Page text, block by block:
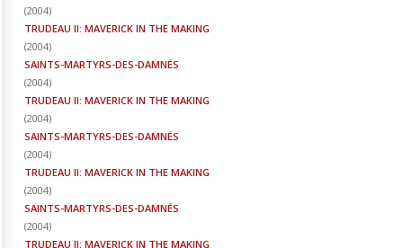
(2004)
TRUDEAU II: MAVERICK IN THE MAKING
(2004)
SAINTS-MARTYRS-DES-DAMNÉS
(2004)
TRUDEAU II: MAVERICK IN THE MAKING
(2004)
SAINTS-MARTYRS-DES-DAMNÉS
(2004)
TRUDEAU II: MAVERICK IN THE MAKING
(2004)
SAINTS-MARTYRS-DES-DAMNÉS
(2004)
TRUDEAU II: MAVERICK IN THE MAKING